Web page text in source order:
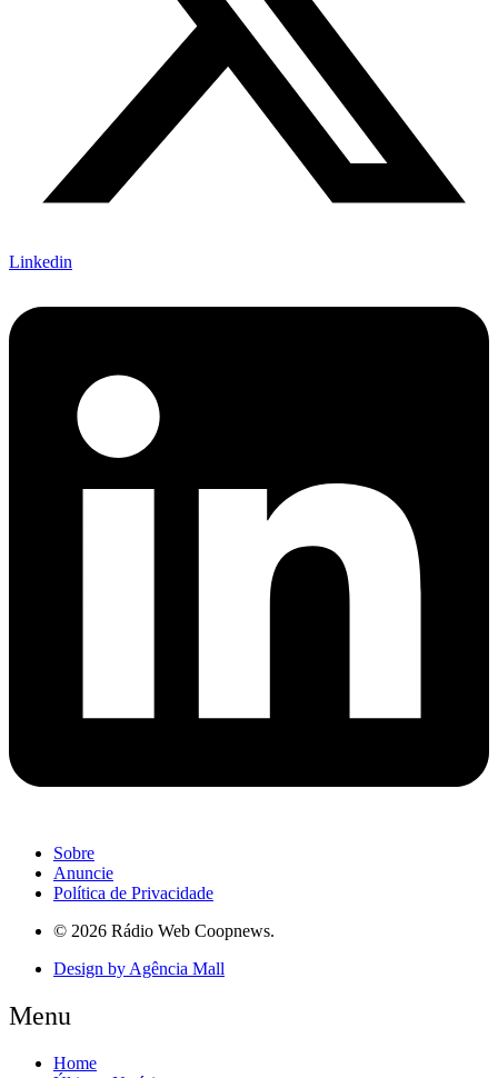
Linkedin
Sobre
Anuncie
Política de Privacidade
© 2026 Rádio Web Coopnews.
Design by Agência Mall
Menu
Home